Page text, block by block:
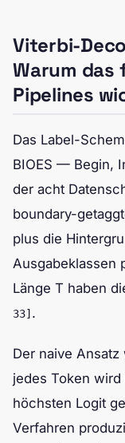
Viterbi-
Warum
Pipelines
Das Label-
BIOES — Begin,
der acht
boundary-
plus die
Ausgabeklassen
Länge T haben
33] .
Der naive
jedes Token
höchsten Logit
Verfahren